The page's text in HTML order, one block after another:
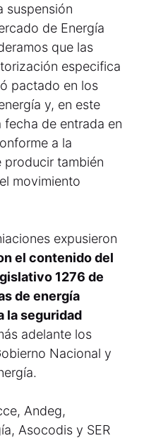
suspensión
de Energía
que las
especifica
pactado en los
y, en este
fecha de entrada en
a la
producir también
movimiento
expusieron
el contenido del
1276 de
de energía
la seguridad
adelante los
Nacional y
Andeg,
Asocodis y SER